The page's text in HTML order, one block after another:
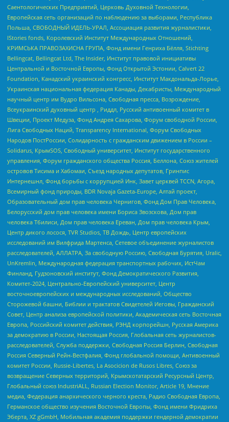
Саентологических Предприятий, Церковь Духовной Технологии,
Европейская сеть организаций по наблюдению за выборами, Республика
Польша, СВОБОДНЫЙ ИДЕЛЬ-УРАЛ, Ассоциация развития журналистики,
IStories fonds, Королевский Институт Международных Отношений,
КРИМСЬКА ПРАВОЗАХИСНА ГРУПА, Фонд имени Генриха Бёлля, Stichting
Bellingcat, Bellingcat Ltd, The Insider, Институт правовой инициативы
Центральной и Восточной Европы, Фонд Открытой Эстонии, Calvert 22
Foundation, Канадский украинский конгресс, Институт Макдональда-Лорье,
Украинская национальная федерация Канады, Декабристы, Международный
научный центр им Вудро Вильсона, Свободная пресса, Возрождение,
Всеукраинский духовный центр , Риддл, Русский антивоенный комитет в
Швеции, Проект Медуза, Фонд Андрея Сахарова, Форум свободной России,
Лига Свободных Наций, Transparеncy International, Форум Свободных
Народов ПостРоссии, Солидарность с гражданским движением в России –
Solidarus, КрымSOS, Свободный университет, Институт государственного
управления, Форум гражданского общества Россия, Беллона, Союз жителей
островов Тисима и Хабомаи, Съезд народных депутатов, Гринпис
Интернешнл, Фонд борьбы с коррупцией Инк, Завет церквей TCCN, Агора,
Всемирный фонд природы, BDR Novaja Gazeta-Europe, Алтай проект,
Образовательный дом прав человека Чернигов, Фонд Дом Прав Человека,
Белорусский дом прав человека имени Бориса Звозскова, Дом прав
человека Тбилиси, Дом прав человека Ереван, Дом прав человека Крым,
Центр дикого лосося, TVR Studios, ТВ Дождь, Центр европейских
исследований им Вилфрида Мартенса, Сетевое объединение журналистов
расследователей, АЛЛАТРА, За свободную Россию, Свободная Бурятия, Uralic,
UnKremlin, Международная федерация транспортных рабочих, ИстЧам
Финланд, Гудзоновский институт, Фонд Демократического Развития,
Комитет-2024, Центрально-Европейский университет, Центр
восточноевропейских и международных исследований, Общество
Сторожевой башни, Библии и трактатов Свидетелей Иеговы, Гражданский
Совет, Центр анализа европейской политики, Академическая сеть Восточная
Европа, Российский комитет действия, РЭНД корпорейшн, Русская Америка
за демократию в России, Настоящая Россия, Глобальная сеть журналистов-
расследователей, Служба поддержки, Свободная Россия Берлин, Свободная
Россия Северный Рейн-Вестфалия, Фонд глобальной помощи, Антивоенный
комитет России, Russie-Libertes, La Asocicion de Rusos Libres, Союз за
возвращение Северных территорий, Крымскотатарский Ресурсный Центр,
Глобальный союз IndustriALL, Russian Election Monitor, Article 19, Мнение
медиа, Федерация анархического черного креста, Радио Свободная Европа,
Германское общество изучения Восточной Европы, Фонд имени Фридриха
Эберта, XZ gGmbH, Мобильная академия поддержки гендерной демократии